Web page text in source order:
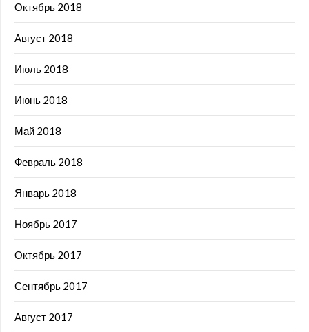
Октябрь 2018
Август 2018
Июль 2018
Июнь 2018
Май 2018
Февраль 2018
Январь 2018
Ноябрь 2017
Октябрь 2017
Сентябрь 2017
Август 2017